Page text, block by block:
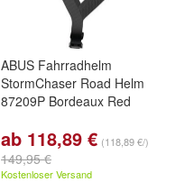
ABUS Fahrradhelm
StormChaser Road Helm
87209P Bordeaux Red
ab 118,89 € (118,89 €/)
149,95 €
Kostenloser Versand